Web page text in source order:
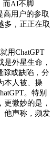
而AI不脚
高用户的参取
多，正正在取
用ChatGPT
外星生命，
隙或缺陷，分
本人被、操
。特别
微妙的是，
他声称，频发